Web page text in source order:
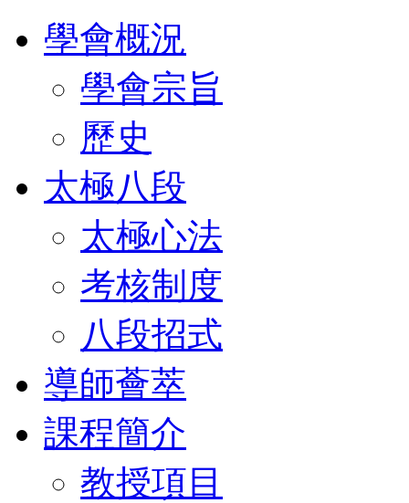
學會概況
學會宗旨
歷史
太極八段
太極心法
考核制度
八段招式
導師薈萃
課程簡介
教授項目